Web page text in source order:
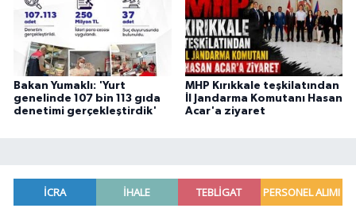
Bakan Yumaklı: 'Yurt
genelinde 107 bin 113 gıda
denetimi gerçekleştirdik'
MHP Kırıkkale teşkilatından
İl Jandarma Komutanı Hasan
Acar'a ziyaret